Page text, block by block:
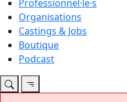
Professionnel·le·s
Organisations
Castings & Jobs
Boutique
Podcast